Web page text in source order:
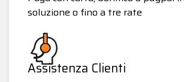
soluzione o fino a tre rate
Assistenza Clienti